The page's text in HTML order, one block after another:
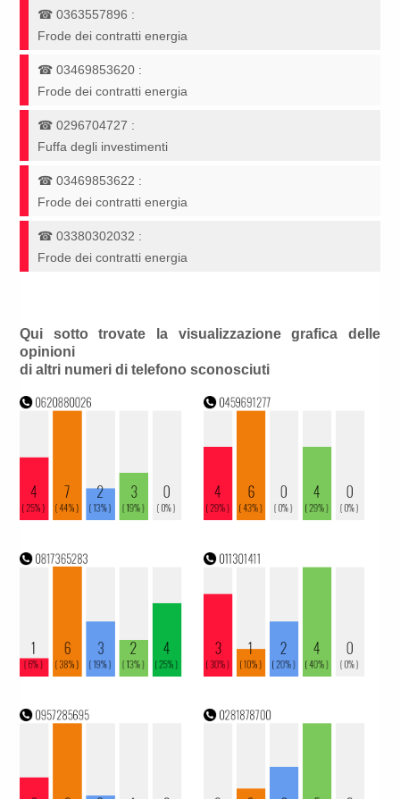
☎0363557896 :
Frode dei contratti energia
☎03469853620 :
Frode dei contratti energia
☎0296704727 :
Fuffa degli investimenti
☎03469853622 :
Frode dei contratti energia
☎03380302032 :
Frode dei contratti energia
Qui sotto trovate la visualizzazione grafica delle
opinioni
di altri numeri di telefono sconosciuti